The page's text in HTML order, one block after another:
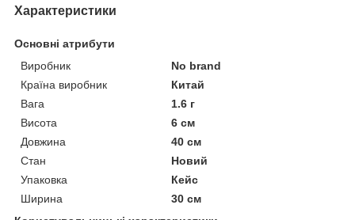
Характеристики
Основні атрибути
Виробник
No brand
Країна виробник
Китай
Вага
1.6 г
Висота
6 см
Довжина
40 см
Стан
Новий
Упаковка
Кейс
Ширина
30 см